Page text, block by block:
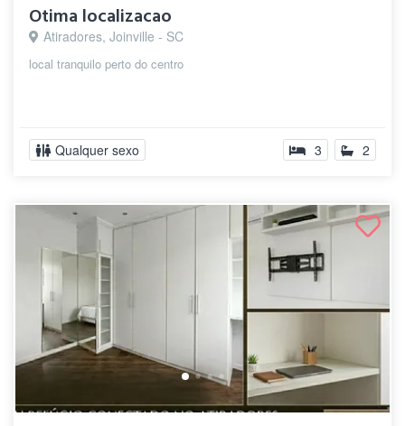
Otima localizacao
Atiradores, Joinville - SC
local tranquilo perto do centro
Qualquer sexo 3 2